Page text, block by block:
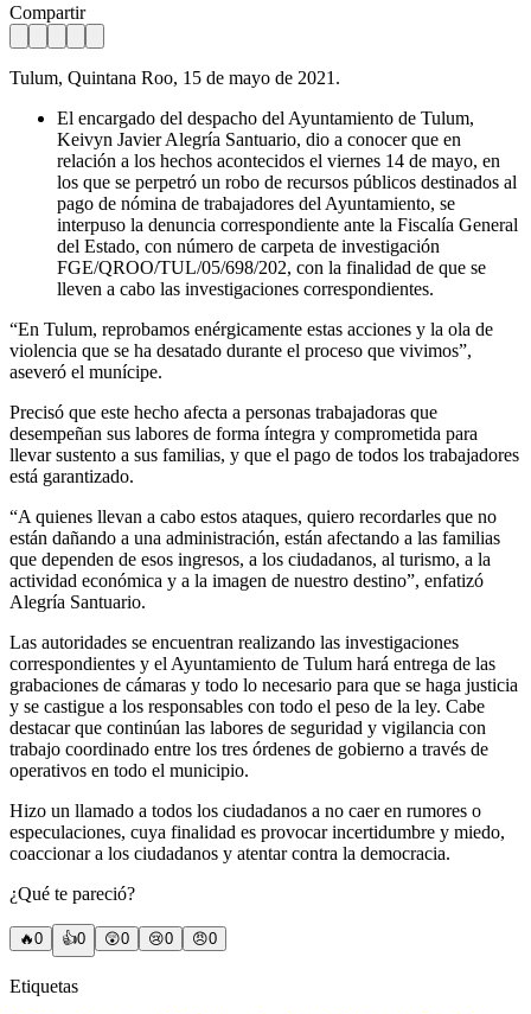
Compartir
Tulum, Quintana Roo, 15 de mayo de 2021.
El encargado del despacho del Ayuntamiento de Tulum,
Keivyn Javier Alegría Santuario, dio a conocer que en
relación a los hechos acontecidos el viernes 14 de mayo, en
los que se perpetró un robo de recursos públicos destinados al
pago de nómina de trabajadores del Ayuntamiento, se
interpuso la denuncia correspondiente ante la Fiscalía General
del Estado, con número de carpeta de investigación
FGE/QROO/TUL/05/698/202, con la finalidad de que se
lleven a cabo las investigaciones correspondientes.
“En Tulum, reprobamos enérgicamente estas acciones y la ola de
violencia que se ha desatado durante el proceso que vivimos”,
aseveró el munícipe.
Precisó que este hecho afecta a personas trabajadoras que
desempeñan sus labores de forma íntegra y comprometida para
llevar sustento a sus familias, y que el pago de todos los trabajadores
está garantizado.
“A quienes llevan a cabo estos ataques, quiero recordarles que no
están dañando a una administración, están afectando a las familias
que dependen de esos ingresos, a los ciudadanos, al turismo, a la
actividad económica y a la imagen de nuestro destino”, enfatizó
Alegría Santuario.
Las autoridades se encuentran realizando las investigaciones
correspondientes y el Ayuntamiento de Tulum hará entrega de las
grabaciones de cámaras y todo lo necesario para que se haga justicia
y se castigue a los responsables con todo el peso de la ley. Cabe
destacar que continúan las labores de seguridad y vigilancia con
trabajo coordinado entre los tres órdenes de gobierno a través de
operativos en todo el municipio.
Hizo un llamado a todos los ciudadanos a no caer en rumores o
especulaciones, cuya finalidad es provocar incertidumbre y miedo,
coaccionar a los ciudadanos y atentar contra la democracia.
¿Qué te pareció?
🔥0 👍0 😲0 😢0 😠0
Etiquetas